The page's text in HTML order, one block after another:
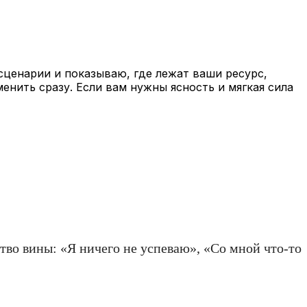
и показываю, где лежат ваши ресурс,
сразу. Если вам нужны ясность и мягкая сила
вины: «Я ничего не успеваю», «Со мной что-то